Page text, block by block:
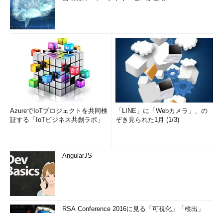
AzureでIoTプロジェクトを共同検
証する「IoTビジネス共創ラボ」
「LINE」に「Webカメラ」、の
ぞき見られた1月 (1/3)
AngularJS
RSA Conference 2016に見る「可視化」「検出」